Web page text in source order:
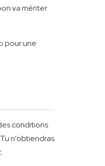
va mériter
pour une
conditions
n'obtiendras